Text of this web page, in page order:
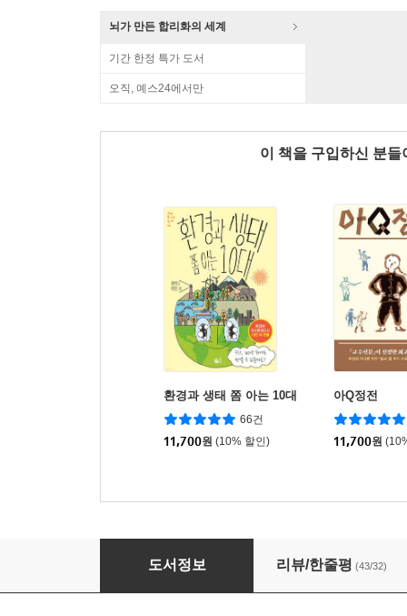
뇌가 만든 합리화의 세계
기간 한정 특가 도서
오직, 예스24에서만
이 책을 구입하신 분
환경과 생태 쫌 아는 10대
66건
11,700원 (10% 할인)
아Q정전
11,700원
파란하늘 빨간지구
도서정보 리뷰/한줄평 (43/32)